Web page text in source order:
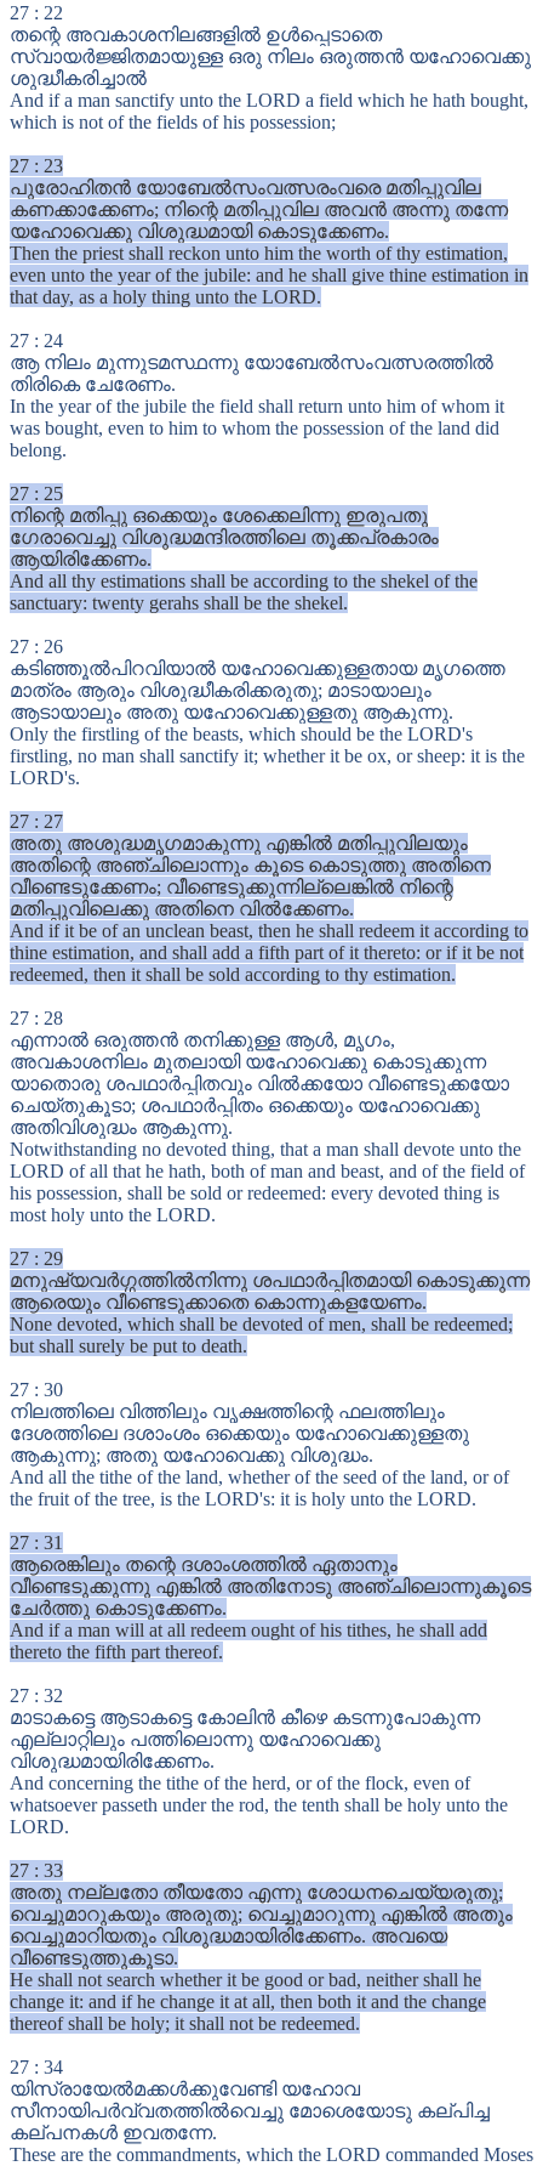
27 : 22
തന്റെ അവകാശനിലങ്ങളിൽ ഉൾപ്പെടാതെ
സ്വായർജ്ജിതമായുള്ള ഒരു നിലം ഒരുത്തൻ യഹോവെക്കു
ശുദ്ധീകരിച്ചാൽ
And if a man sanctify unto the LORD a field which he hath bought,
which is not of the fields of his possession;
27 : 23
പുരോഹിതൻ യോബേൽസംവത്സരംവരെ മതിപ്പുവില
കണക്കാക്കേണം; നിന്റെ മതിപ്പുവില അവൻ അന്നു തന്നേ
യഹോവെക്കു വിശുദ്ധമായി കൊടുക്കേണം.
Then the priest shall reckon unto him the worth of thy estimation,
even unto the year of the jubile: and he shall give thine estimation in
that day, as a holy thing unto the LORD.
27 : 24
ആ നിലം മുന്നുടമസ്ഥന്നു യോബേൽസംവത്സരത്തിൽ
തിരികെ ചേരേണം.
In the year of the jubile the field shall return unto him of whom it
was bought, even to him to whom the possession of the land did
belong.
27 : 25
നിന്റെ മതിപ്പു ഒക്കെയും ശേക്കെലിന്നു ഇരുപതു
ഗേരാവെച്ചു വിശുദ്ധമന്ദിരത്തിലെ തൂക്കപ്രകാരം
ആയിരിക്കേണം.
And all thy estimations shall be according to the shekel of the
sanctuary: twenty gerahs shall be the shekel.
27 : 26
കടിഞ്ഞൂൽപിറവിയാൽ യഹോവെക്കുള്ളതായ മൃഗത്തെ
മാത്രം ആരും വിശുദ്ധീകരിക്കരുതു; മാടായാലും
ആടായാലും അതു യഹോവെക്കുള്ളതു ആകുന്നു.
Only the firstling of the beasts, which should be the LORD's
firstling, no man shall sanctify it; whether it be ox, or sheep: it is the
LORD's.
27 : 27
അതു അശുദ്ധമൃഗമാകുന്നു എങ്കിൽ മതിപ്പുവിലയും
അതിന്റെ അഞ്ചിലൊന്നും കൂടെ കൊടുത്തു അതിനെ
വീണ്ടെടുക്കേണം; വീണ്ടെടുക്കുന്നില്ലെങ്കിൽ നിന്റെ
മതിപ്പുവിലെക്കു അതിനെ വിൽക്കേണം.
And if it be of an unclean beast, then he shall redeem it according to
thine estimation, and shall add a fifth part of it thereto: or if it be not
redeemed, then it shall be sold according to thy estimation.
27 : 28
എന്നാൽ ഒരുത്തൻ തനിക്കുള്ള ആൾ, മൃഗം,
അവകാശനിലം മുതലായി യഹോവെക്കു കൊടുക്കുന്ന
യാതൊരു ശപഥാർപ്പിതവും വിൽക്കയോ വീണ്ടെടുക്കയോ
ചെയ്തുകൂടാ; ശപഥാർപ്പിതം ഒക്കെയും യഹോവെക്കു
അതിവിശുദ്ധം ആകുന്നു.
Notwithstanding no devoted thing, that a man shall devote unto the
LORD of all that he hath, both of man and beast, and of the field of
his possession, shall be sold or redeemed: every devoted thing is
most holy unto the LORD.
27 : 29
മനുഷ്യവർഗ്ഗത്തിൽനിന്നു ശപഥാർപ്പിതമായി കൊടുക്കുന്ന
ആരെയും വീണ്ടെടുക്കാതെ കൊന്നുകളയേണം.
None devoted, which shall be devoted of men, shall be redeemed;
but shall surely be put to death.
27 : 30
നിലത്തിലെ വിത്തിലും വൃക്ഷത്തിന്റെ ഫലത്തിലും
ദേശത്തിലെ ദശാംശം ഒക്കെയും യഹോവെക്കുള്ളതു
ആകുന്നു; അതു യഹോവെക്കു വിശുദ്ധം.
And all the tithe of the land, whether of the seed of the land, or of
the fruit of the tree, is the LORD's: it is holy unto the LORD.
27 : 31
ആരെങ്കിലും തന്റെ ദശാംശത്തിൽ ഏതാനും
വീണ്ടെടുക്കുന്നു എങ്കിൽ അതിനോടു അഞ്ചിലൊന്നുകൂടെ
ചേർത്തു കൊടുക്കേണം.
And if a man will at all redeem ought of his tithes, he shall add
thereto the fifth part thereof.
27 : 32
മാടാകട്ടെ ആടാകട്ടെ കോലിൻ കീഴെ കടന്നുപോകുന്ന
എല്ലാറ്റിലും പത്തിലൊന്നു യഹോവെക്കു
വിശുദ്ധമായിരിക്കേണം.
And concerning the tithe of the herd, or of the flock, even of
whatsoever passeth under the rod, the tenth shall be holy unto the
LORD.
27 : 33
അതു നല്ലതോ തീയതോ എന്നു ശോധനചെയ്യരുതു;
വെച്ചുമാറുകയും അരുതു; വെച്ചുമാറുന്നു എങ്കിൽ അതും
വെച്ചുമാറിയതും വിശുദ്ധമായിരിക്കേണം. അവയെ
വീണ്ടെടുത്തുകൂടാ.
He shall not search whether it be good or bad, neither shall he
change it: and if he change it at all, then both it and the change
thereof shall be holy; it shall not be redeemed.
27 : 34
യിസ്രായേൽമക്കൾക്കുവേണ്ടി യഹോവ
സീനായിപർവ്വതത്തിൽവെച്ചു മോശെയോടു കല്പിച്ച
കല്പനകൾ ഇവതന്നേ.
These are the commandments, which the LORD commanded Moses